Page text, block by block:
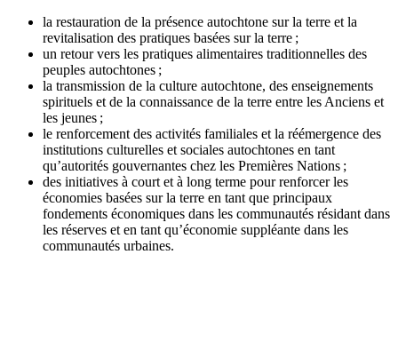
la restauration de la présence autochtone sur la terre et la
revitalisation des pratiques basées sur la terre ;
un retour vers les pratiques alimentaires traditionnelles des
peuples autochtones ;
la transmission de la culture autochtone, des enseignements
spirituels et de la connaissance de la terre entre les Anciens et
les jeunes ;
le renforcement des activités familiales et la réémergence des
institutions culturelles et sociales autochtones en tant
qu’autorités gouvernantes chez les Premières Nations ;
des initiatives à court et à long terme pour renforcer les
économies basées sur la terre en tant que principaux
fondements économiques dans les communautés résidant dans
les réserves et en tant qu’économie suppléante dans les
communautés urbaines.